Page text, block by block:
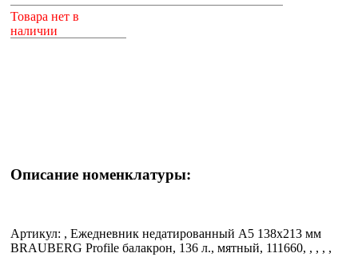
Товара нет в
наличии
Описание номенклатуры:
Артикул: , Ежедневник недатированный А5 138x213 мм
BRAUBERG Profile балакрон, 136 л., мятный, 111660, , , , ,